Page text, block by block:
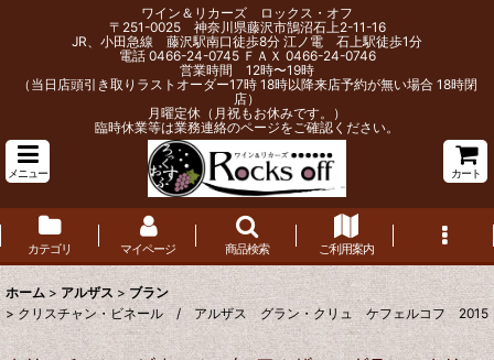
ワイン＆リカーズ ロックス・オフ
〒251-0025 神奈川県藤沢市鵠沼石上2-11-16
JR、小田急線 藤沢駅南口徒歩8分 江ノ電 石上駅徒歩1分
電話 0466-24-0745 ＦＡＸ 0466-24-0746
営業時間 12時〜19時
（当日店頭引き取りラストオーダー17時 18時以降来店予約が無い場合 18時閉
店）
月曜定休（月祝もお休みです。）
臨時休業等は業務連絡のページをご確認ください。
メニュー カート
カテゴリ マイページ 商品検索 ご利用案内
ホーム > アルザス > ブラン
> クリスチャン・ビネール / アルザス グラン・クリュ ケフェルコフ 2015